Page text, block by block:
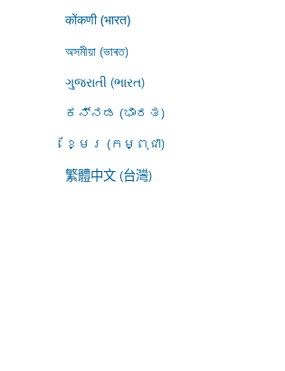
कोंकणी (भारत)
অসমীয়া (ভাৰত)
ગુજરાતી (ભારત)
ಕನ್ನಡ (ಭಾರತ)
ខ្មែរ (កម្ពុជា)
繁體中文 (台灣)